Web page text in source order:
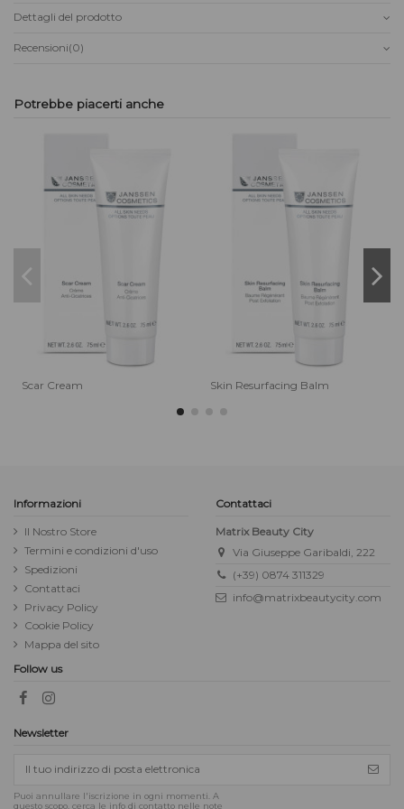
Dettagli del prodotto
Recensioni(0)
Potrebbe piacerti anche
Scar Cream Skin Resurfacing Balm
Informazioni
Il Nostro Store
Termini e condizioni d'uso
Spedizioni
Contattaci
Privacy Policy
Cookie Policy
Mappa del sito
Contattaci
Matrix Beauty City
Via Giuseppe Garibaldi, 222
(+39) 0874 311329
info@matrixbeautycity.com
Follow us
Newsletter
Puoi annullare l'iscrizione in ogni momenti. A
questo scopo, cerca le info di contatto nelle note